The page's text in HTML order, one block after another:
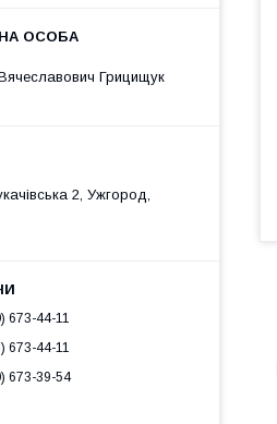
Грицищук
2, Ужгород,
673-44-11
673-44-11
673-39-54